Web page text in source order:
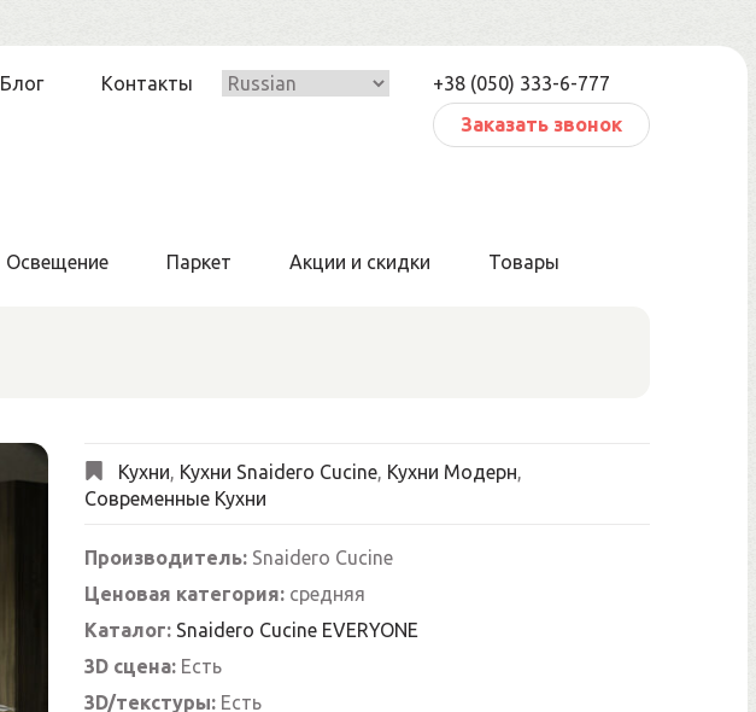
Блог Контакты
+38 (050) 333-6-777
Заказать звонок
Освещение Паркет Акции и скидки Товары
Кухни, Кухни Snaidero Cucine, Кухни Модерн,
Современные Кухни
Производитель:Snaidero Cucine
Ценовая категория:средняя
Каталог: Snaidero Cucine EVERYONE
3D сцена:Есть
3D/текстуры:Есть